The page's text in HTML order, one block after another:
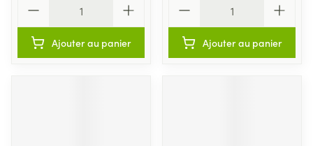
Ajouter au panier Ajouter au panier